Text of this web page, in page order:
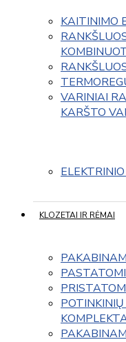
KAITINIMO
VARINIAI
KARŠTO
KLOZETAI IR RĖMAI